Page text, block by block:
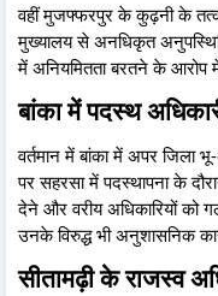
वहीं मुजफ्फरपुर के कुढ़नी के
मुख्यालय से अनधिकृत
में अनियमितता बरतने के आरोप
बांका में पदस्थ
वर्तमान में बांका में अपर जिला
पर सहरसा में पदस्थापना के
देने और वरीय अधिकारियों को
उनके विरुद्ध भी अनुशासनिक
सीतामढ़ी के राजस्व